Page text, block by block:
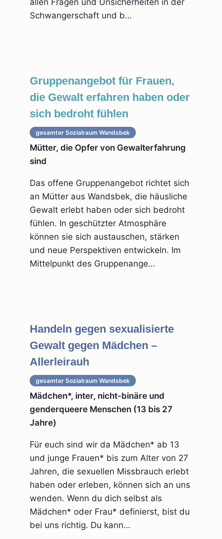
allen Fragen und Unsicherheiten in der
Schwangerschaft und b…
Gruppenangebot für Frauen,
die Gewalt erfahren haben oder
sich bedroht fühlen
gesamter Sozialraum Wandsbek
Mütter, die Opfer von Gewalterfahrung
sind
Das offene Gruppenangebot richtet sich
an Mütter aus Wandsbek, die häusliche
Gewalt erlebt haben oder sich bedroht
fühlen. In geschützter Atmosphäre
können sie sich austauschen, stärken
und neue Perspektiven entwickeln. Im
Mittelpunkt des Gruppenange…
Handeln gegen sexualisierte
Gewalt gegen Mädchen –
Allerleirauh
gesamter Sozialraum Wandsbek
Mädchen*, inter, nicht-binäre und
genderqueere Menschen (13 bis 27
Jahre)
Für euch sind wir da Mädchen* ab 13
und junge Frauen* bis zum Alter von 27
Jahren, die sexuellen Missbrauch erlebt
haben oder erleben, können sich an uns
wenden. Wenn du dich selbst als
Mädchen* oder Frau* definierst, bist du
bei uns richtig. Du kann…